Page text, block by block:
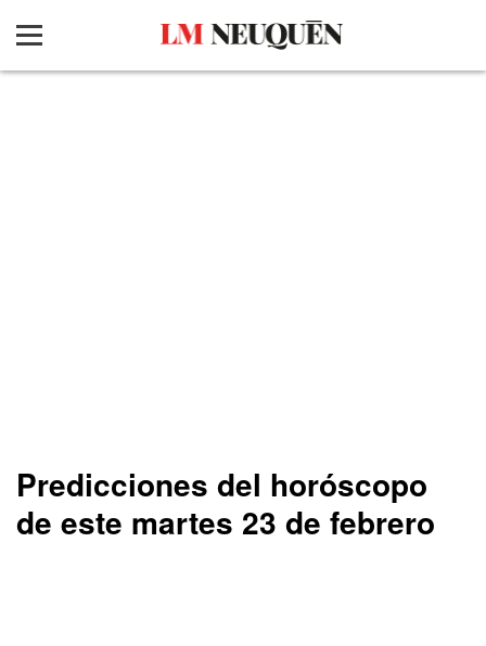
Predicciones del horóscopo
de este martes 23 de febrero